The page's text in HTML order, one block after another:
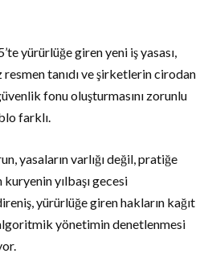
yürürlüğe giren yeni iş yasası,
tanıdı ve şirketlerin cirodan
fonu oluşturmasını zorunlu
farklı.
yasaların varlığı değil, pratiğe
yılbaşı gecesi
yürürlüğe giren hakların kağıt
yönetimin denetlenmesi